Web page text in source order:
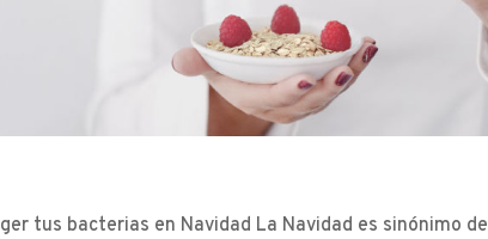
tus bacterias en Navidad La Navidad es sinónimo de